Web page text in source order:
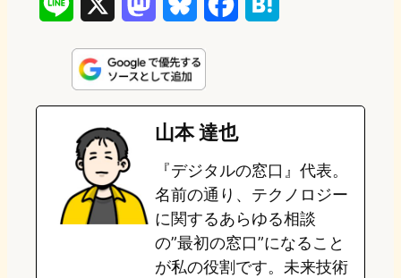
n
e
s
t
o
o
n
u
e
s
k
e
b
o
o
k
e
a
山本 達也
『デジタルの窓口』代表。
名前の通り、テクノロジー
に関するあらゆる相談
の”最初の窓口”になること
が私の役割です。未来技術